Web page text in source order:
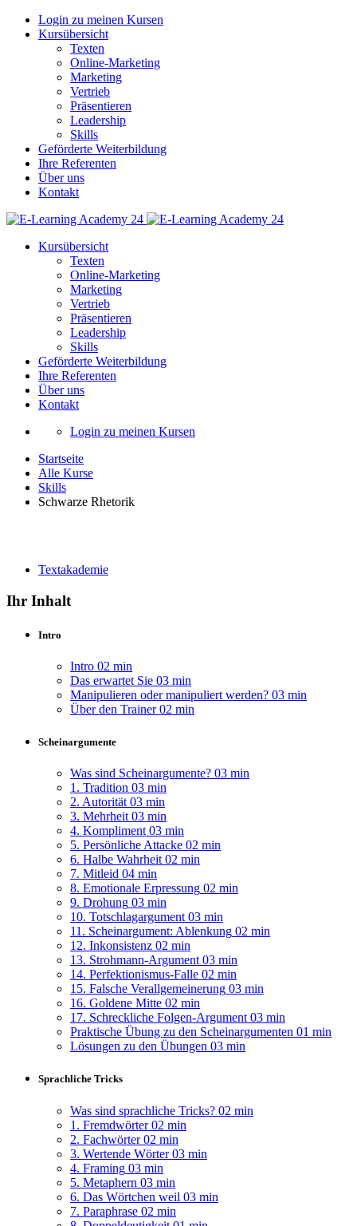
Login zu meinen Kursen
Kursübersicht
Texten
Online-Marketing
Marketing
Vertrieb
Präsentieren
Leadership
Skills
Geförderte Weiterbildung
Ihre Referenten
Über uns
Kontakt
Kursübersicht
Texten
Online-Marketing
Marketing
Vertrieb
Präsentieren
Leadership
Skills
Geförderte Weiterbildung
Ihre Referenten
Über uns
Kontakt
Login zu meinen Kursen
Startseite
Alle Kurse
Skills
Schwarze Rhetorik
Textakademie
Ihr Inhalt
Intro
Intro 02 min
Das erwartet Sie 03 min
Manipulieren oder manipuliert werden? 03 min
Über den Trainer 02 min
Scheinargumente
Was sind Scheinargumente? 03 min
1. Tradition 03 min
2. Autorität 03 min
3. Mehrheit 03 min
4. Kompliment 03 min
5. Persönliche Attacke 02 min
6. Halbe Wahrheit 02 min
7. Mitleid 04 min
8. Emotionale Erpressung 02 min
9. Drohung 03 min
10. Totschlagargument 03 min
11. Scheinargument: Ablenkung 02 min
12. Inkonsistenz 02 min
13. Strohmann-Argument 03 min
14. Perfektionismus-Falle 02 min
15. Falsche Verallgemeinerung 03 min
16. Goldene Mitte 02 min
17. Schreckliche Folgen-Argument 03 min
Praktische Übung zu den Scheinargumenten 01 min
Lösungen zu den Übungen 03 min
Sprachliche Tricks
Was sind sprachliche Tricks? 02 min
1. Fremdwörter 02 min
2. Fachwörter 02 min
3. Wertende Wörter 03 min
4. Framing 03 min
5. Metaphern 03 min
6. Das Wörtchen weil 03 min
7. Paraphrase 02 min